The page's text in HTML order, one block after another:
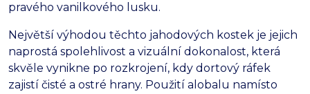
pravého vanilkového lusku.
Největší výhodou těchto jahodových kostek je jejich
naprostá spolehlivost a vizuální dokonalost, která
skvěle vynikne po rozkrojení, kdy dortový ráfek
zajistí čisté a ostré hrany. Použití alobalu namísto